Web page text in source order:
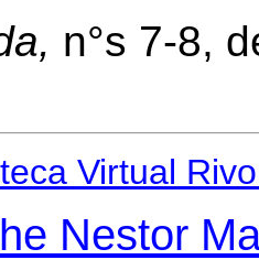
n°s 7-8,
Virtual
Nestor